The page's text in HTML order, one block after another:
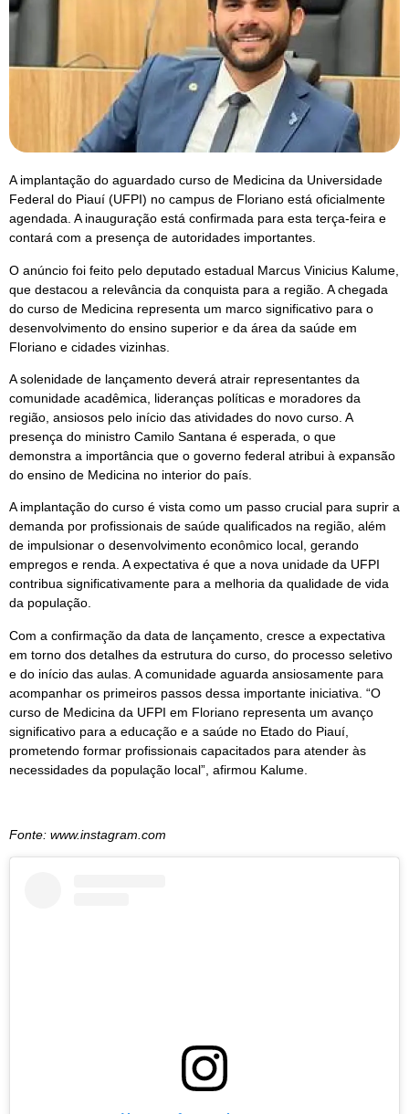
A implantação do aguardado curso de Medicina da Universidade
Federal do Piauí (UFPI) no campus de Floriano está oficialmente
agendada. A inauguração está confirmada para esta terça-feira e
contará com a presença de autoridades importantes.
O anúncio foi feito pelo deputado estadual Marcus Vinicius Kalume,
que destacou a relevância da conquista para a região. A chegada
do curso de Medicina representa um marco significativo para o
desenvolvimento do ensino superior e da área da saúde em
Floriano e cidades vizinhas.
A solenidade de lançamento deverá atrair representantes da
comunidade acadêmica, lideranças políticas e moradores da
região, ansiosos pelo início das atividades do novo curso. A
presença do ministro Camilo Santana é esperada, o que
demonstra a importância que o governo federal atribui à expansão
do ensino de Medicina no interior do país.
A implantação do curso é vista como um passo crucial para suprir a
demanda por profissionais de saúde qualificados na região, além
de impulsionar o desenvolvimento econômico local, gerando
empregos e renda. A expectativa é que a nova unidade da UFPI
contribua significativamente para a melhoria da qualidade de vida
da população.
Com a confirmação da data de lançamento, cresce a expectativa
em torno dos detalhes da estrutura do curso, do processo seletivo
e do início das aulas. A comunidade aguarda ansiosamente para
acompanhar os primeiros passos dessa importante iniciativa. “O
curso de Medicina da UFPI em Floriano representa um avanço
significativo para a educação e a saúde no Etado do Piauí,
prometendo formar profissionais capacitados para atender às
necessidades da população local”, afirmou Kalume.
Fonte: www.instagram.com